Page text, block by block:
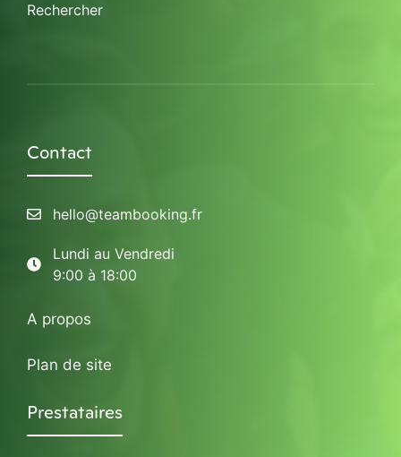
Rechercher
Contact
hello@teambooking.fr
Lundi au Vendredi
9:00 à 18:00
A propos
Plan de site
Prestataires